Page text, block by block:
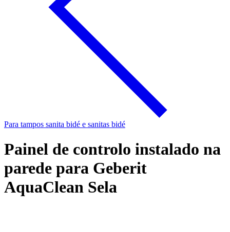
Para tampos sanita bidé e sanitas bidé
Painel de controlo instalado na
parede para Geberit
AquaClean Sela